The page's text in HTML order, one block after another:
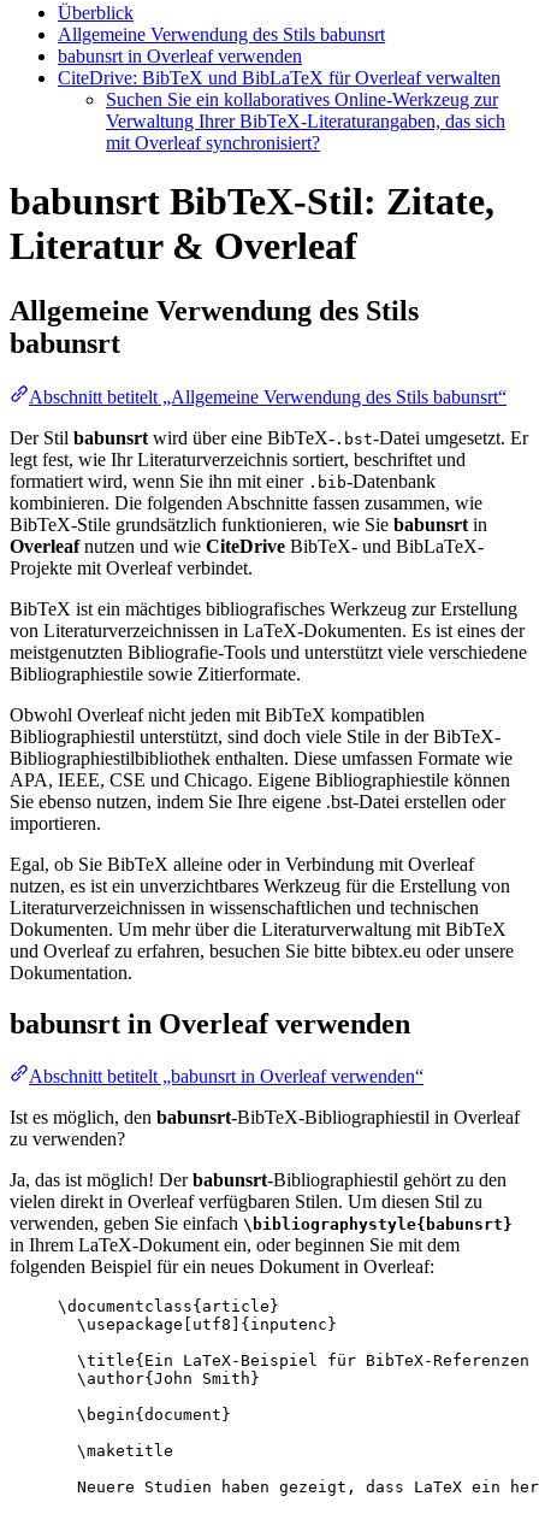
Überblick
Allgemeine Verwendung des Stils babunsrt
babunsrt in Overleaf verwenden
CiteDrive: BibTeX und BibLaTeX für Overleaf verwalten
Suchen Sie ein kollaboratives Online-Werkzeug zur
Verwaltung Ihrer BibTeX-Literaturangaben, das sich
mit Overleaf synchronisiert?
babunsrt BibTeX-Stil: Zitate,
Literatur & Overleaf
Allgemeine Verwendung des Stils
babunsrt
Abschnitt betitelt „Allgemeine Verwendung des Stils babunsrt“
Der Stil babunsrt wird über eine BibTeX- .bst-Datei umgesetzt. Er
legt fest, wie Ihr Literaturverzeichnis sortiert, beschriftet und
formatiert wird, wenn Sie ihn mit einer .bib-Datenbank
kombinieren. Die folgenden Abschnitte fassen zusammen, wie
BibTeX-Stile grundsätzlich funktionieren, wie Sie babunsrt in
Overleafnutzen und wie CiteDrive BibTeX- und BibLaTeX-
Projekte mit Overleaf verbindet.
BibTeX ist ein mächtiges bibliografisches Werkzeug zur Erstellung
von Literaturverzeichnissen in LaTeX-Dokumenten. Es ist eines der
meistgenutzten Bibliografie-Tools und unterstützt viele verschiedene
Bibliographiestile sowie Zitierformate.
Obwohl Overleaf nicht jeden mit BibTeX kompatiblen
Bibliographiestil unterstützt, sind doch viele Stile in der BibTeX-
Bibliographiestilbibliothek enthalten. Diese umfassen Formate wie
APA, IEEE, CSE und Chicago. Eigene Bibliographiestile können
Sie ebenso nutzen, indem Sie Ihre eigene .bst-Datei erstellen oder
importieren.
Egal, ob Sie BibTeX alleine oder in Verbindung mit Overleaf
nutzen, es ist ein unverzichtbares Werkzeug für die Erstellung von
Literaturverzeichnissen in wissenschaftlichen und technischen
Dokumenten. Um mehr über die Literaturverwaltung mit BibTeX
und Overleaf zu erfahren, besuchen Sie bitte bibtex.eu oder unsere
Dokumentation.
babunsrt in Overleaf verwenden
Abschnitt betitelt „babunsrt in Overleaf verwenden“
Ist es möglich, den babunsrt-BibTeX-Bibliographiestil in Overleaf
zu verwenden?
Ja, das ist möglich! Derbabunsrt-Bibliographiestil gehört zu den
vielen direkt in Overleaf verfügbaren Stilen. Um diesen Stil zu
verwenden, geben Sie einfach \bibliographystyle{babunsrt}
in Ihrem LaTeX-Dokument ein, oder beginnen Sie mit dem
folgenden Beispiel für ein neues Dokument in Overleaf:
\documentclass{ article }
\usepackage
utf8 ]{ inputenc }
\title{Ein LaTeX-Beispiel für BibTeX-
\author{John Smith}
\begin{ document }
\maketitle
Neuere Studien haben gezeigt, dass LaTeX ein